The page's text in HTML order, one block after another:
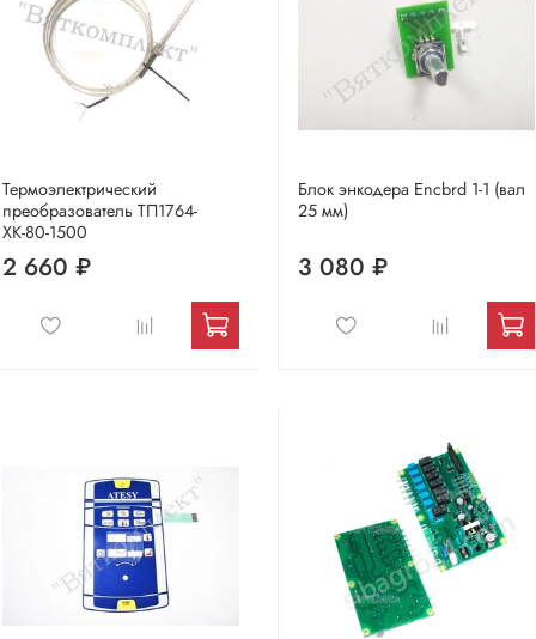
Термоэлектрический
преобразователь ТП1764-
ХК-80-1500
2 660 ₽
Блок энкодера Encbrd 1-1 (вал
25 мм)
3 080 ₽